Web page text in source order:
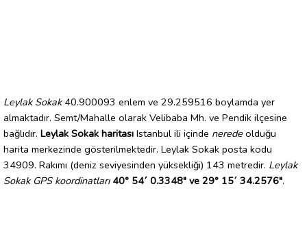
Leylak Sokak40.900093 enlem ve 29.259516 boylamda yer
almaktadır. Semt/Mahalle olarak Velibaba Mh. ve Pendik ilçesine
bağlıdır. Leylak Sokak haritası Istanbul ili içinde nerede olduğu
harita merkezinde gösterilmektedir. Leylak Sokak posta kodu
34909. Rakımı (deniz seviyesinden yüksekliği) 143 metredir. Leylak
Sokak GPS koordinatları 40° 54´ 0.3348" ve 29° 15´ 34.2576".